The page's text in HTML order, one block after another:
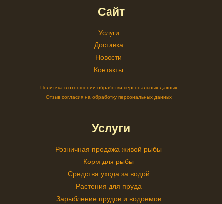
Сайт
Услуги
Доставка
Новости
Контакты
Политика в отношении обработки персональных данных
Отзыв согласия на обработку персональных данных
Услуги
Розничная продажа живой рыбы
Корм для рыбы
Средства ухода за водой
Растения для пруда
Зарыбление прудов и водоемов